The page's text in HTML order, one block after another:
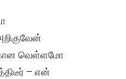
வெள்ளமோ
– என்